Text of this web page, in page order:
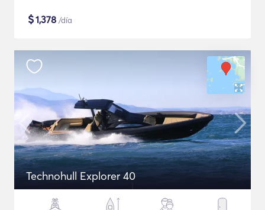
$1,378 /día
Technohull Explorer 40